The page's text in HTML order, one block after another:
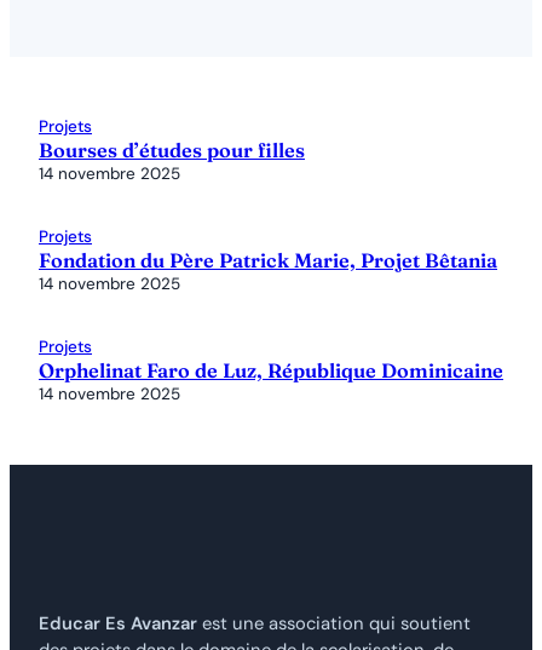
Projets
Bourses d’études pour filles
14 novembre 2025
Projets
Fondation du Père Patrick Marie, Projet Bêtania
14 novembre 2025
Projets
Orphelinat Faro de Luz, République Dominicaine
14 novembre 2025
Educar Es Avanzar est une association qui soutient